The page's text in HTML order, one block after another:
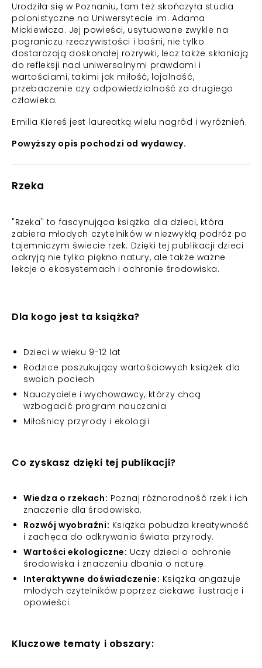
Urodziła się w Poznaniu, tam też skończyła studia
polonistyczne na Uniwersytecie im. Adama
Mickiewicza. Jej powieści, usytuowane zwykle na
pograniczu rzeczywistości i baśni, nie tylko
dostarczają doskonałej rozrywki, lecz także skłaniają
do refleksji nad uniwersalnymi prawdami i
wartościami, takimi jak miłość, lojalność,
przebaczenie czy odpowiedzialność za drugiego
człowieka.
Emilia Kiereś jest laureatką wielu nagród i wyróżnień.
Powyższy opis pochodzi od wydawcy.
Rzeka
"Rzeka" to fascynująca książka dla dzieci, która
zabiera młodych czytelników w niezwykłą podróż po
tajemniczym świecie rzek. Dzięki tej publikacji dzieci
odkryją nie tylko piękno natury, ale także ważne
lekcje o ekosystemach i ochronie środowiska.
Dla kogo jest ta książka?
Dzieci w wieku 9-12 lat
Rodzice poszukujący wartościowych książek dla
swoich pociech
Nauczyciele i wychowawcy, którzy chcą
wzbogacić program nauczania
Miłośnicy przyrody i ekologii
Co zyskasz dzięki tej publikacji?
Wiedza o rzekach: Poznaj różnorodność rzek i ich
znaczenie dla środowiska.
Rozwój wyobraźni: Książka pobudza kreatywność
i zachęca do odkrywania świata przyrody.
Wartości ekologiczne: Uczy dzieci o ochronie
środowiska i znaczeniu dbania o naturę.
Interaktywne doświadczenie: Książka angażuje
młodych czytelników poprzez ciekawe ilustracje i
opowieści.
Kluczowe tematy i obszary: